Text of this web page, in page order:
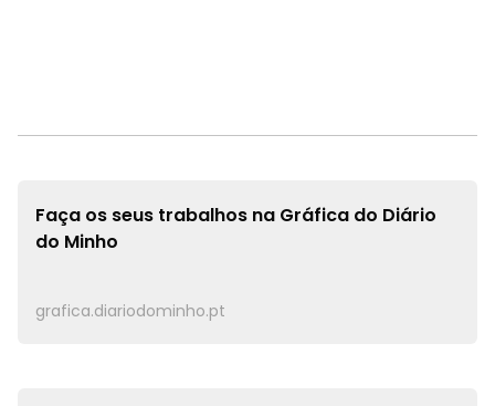
Faça os seus trabalhos na Gráfica do Diário
do Minho
grafica.diariodominho.pt